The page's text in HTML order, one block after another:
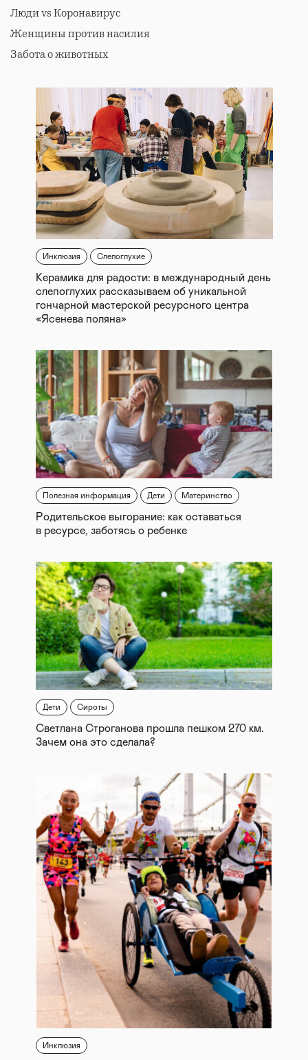
Люди vs Коронавирус
Женщины против насилия
Забота о животных
Инклюзия Слепоглухие
Керамика для радости: в международный день
слепоглухих рассказываем об уникальной
гончарной мастерской ресурсного центра
«Ясенева поляна»
Полезная информация Дети Материнство
Родительское выгорание: как оставаться
в ресурсе, заботясь о ребенке
Дети Сироты
Светлана Строганова прошла пешком 270 км.
Зачем она это сделала?
Инклюзия